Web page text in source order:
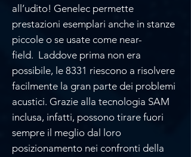
all’udito! Genelec permette
prestazioni esemplari anche in stanze
piccole o se usate come near-
field. Laddove prima non era
possibile, le 8331 riescono a risolvere
facilmente la gran parte dei problemi
acustici. Grazie alla tecnologia SAM
inclusa, infatti, possono tirare fuori
sempre il meglio dal loro
posizionamento nei confronti della